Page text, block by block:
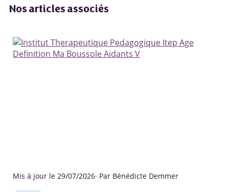
Nos articles associés
Mis à jour le 29/07/2026· Par Bénédicte Demmer